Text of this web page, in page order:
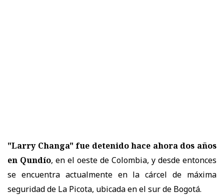
"Larry Changa" fue detenido hace ahora dos años
en Qundío, en el oeste de Colombia, y desde entonces
se encuentra actualmente en la cárcel de máxima
seguridad de La Picota, ubicada en el sur de Bogotá.